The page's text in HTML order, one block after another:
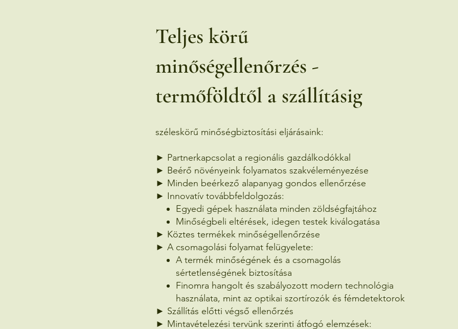
Teljes körű
minőségellenőrzés -
termőföldtől a szállításig
széleskörű minőségbiztosítási eljárásaink:
► Partnerkapcsolat a regionális gazdálkodókkal
► Beérő növényeink folyamatos szakvéleményezése
► Minden beérkező alapanyag gondos ellenőrzése
► Innovatív továbbfeldolgozás:
Egyedi gépek használata minden zöldségfajtához
Minőségbeli eltérések, idegen testek kiválogatása
► Köztes termékek minőségellenőrzése
► A csomagolási folyamat felügyelete:
A termék minőségének és a csomagolás
sértetlenségének biztosítása
Finomra hangolt és szabályozott modern technológia
használata, mint az optikai szortírozók és fémdetektorok
► Szállítás előtti végső ellenőrzés
► Mintavételezési tervünk szerinti átfogó elemzések: